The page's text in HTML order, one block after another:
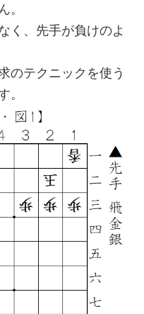
。
く、先手が負けのよ
のテクニックを使う
。